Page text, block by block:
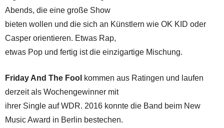
Abends, die eine große Show
bieten wollen und die sich an Künstlern wie OK KID oder
Casper orientieren. Etwas Rap,
etwas Pop und fertig ist die einzigartige Mischung.
Friday And The Fool kommen aus Ratingen und laufen
derzeit als Wochengewinner mit
ihrer Single auf WDR. 2016 konnte die Band beim New
Music Award in Berlin bestechen.